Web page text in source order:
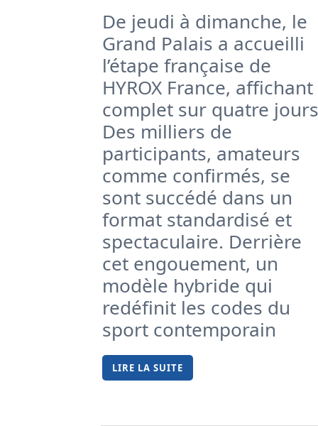
De jeudi à dimanche, le
Grand Palais a accueilli
l’étape française de
HYROX France, affichant
complet sur quatre
Des milliers de
participants, amateurs
comme confirmés, se
sont succédé dans un
format standardisé et
spectaculaire. Derrière
cet engouement, un
modèle hybride qui
redéfinit les codes du
sport contemporain
LIRE LA SUITE